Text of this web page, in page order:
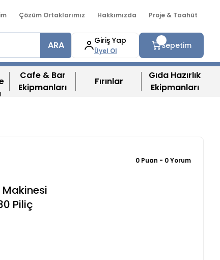
Çözüm Ortaklarımız Hakkımızda Proje & Taahüt
ARA Giriş Yap
Üyel Ol
Sepetim
Cafe & Bar
Ekipmanları
Fırınlar
Gıda Hazırlık
Ekipmanları
Piliç
0 Puan - 0 Yorum